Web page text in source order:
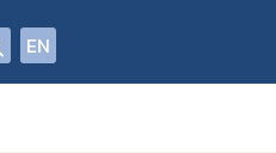
EN